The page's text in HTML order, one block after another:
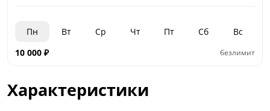
Пн Вт Ср Чт Пт Сб
Вс
10 000 ₽ безлимит
Характеристики